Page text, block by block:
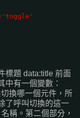
標題 data:title 前面
中有一個變數：
換哪一個元件，所
了呼叫切換的這一
稱。第二個部分，